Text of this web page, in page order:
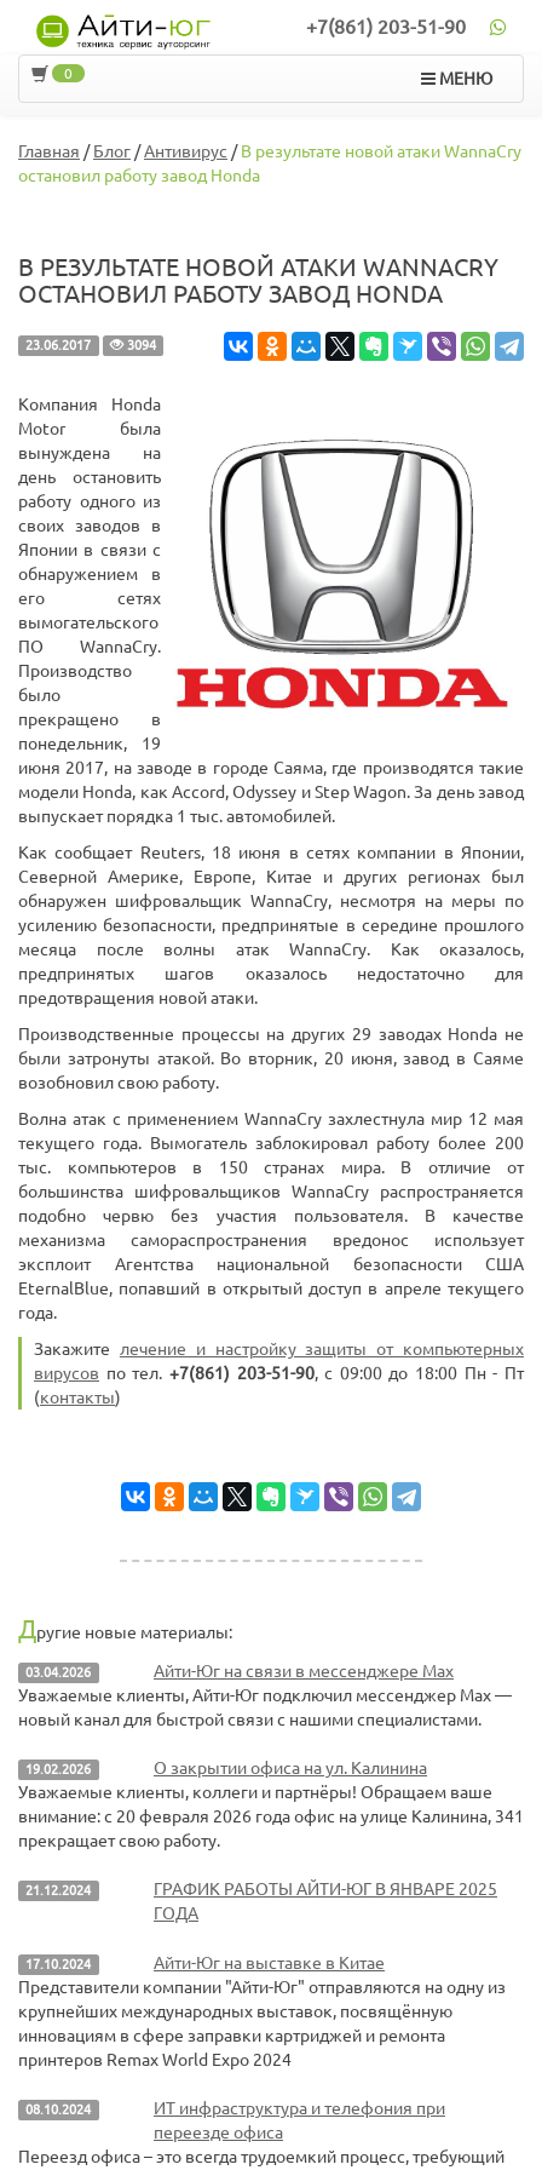
+7(861) 203-51-90
МЕНЮ
0
Главная /Блог/Антивирус /В результате новой атаки WannaCry
остановил работу завод Honda
В РЕЗУЛЬТАТЕ НОВОЙ АТАКИ WANNACRY
ОСТАНОВИЛ РАБОТУ ЗАВОД HONDA
23.06.2017 3094
Компания Honda
Motor была
вынуждена на
день остановить
работу одного из
своих заводов в
Японии в связи с
обнаружением в
его сетях
вымогательского
ПО WannaCry.
Производство
было
прекращено в
понедельник, 19
июня 2017, на заводе в городе Саяма, где производятся такие
модели Honda, как Accord, Odyssey и Step Wagon. За день завод
выпускает порядка 1 тыс. автомобилей.
Как сообщает Reuters, 18 июня в сетях компании в Японии,
Северной Америке, Европе, Китае и других регионах был
обнаружен шифровальщик WannaCry, несмотря на меры по
усилению безопасности, предпринятые в середине прошлого
месяца после волны атак WannaCry. Как оказалось,
предпринятых шагов оказалось недостаточно для
предотвращения новой атаки.
Производственные процессы на других 29 заводах Honda не
были затронуты атакой. Во вторник, 20 июня, завод в Саяме
возобновил свою работу.
Волна атак с применением WannaCry захлестнула мир 12 мая
текущего года. Вымогатель заблокировал работу более 200
тыс. компьютеров в 150 странах мира. В отличие от
большинства шифровальщиков WannaCry распространяется
подобно червю без участия пользователя. В качестве
механизма самораспространения вредонос использует
эксплоит Агентства национальной безопасности США
EternalBlue, попавший в открытый доступ в апреле текущего
года.
Закажите лечение и настройку защиты от компьютерных
вирусов по тел. +7(861) 203-51-90, с 09:00 до 18:00 Пн - Пт
(контакты)
Другие новые материалы:
03.04.2026
Айти-Юг на связи в мессенджере Max
Уважаемые клиенты, Айти-Юг подключил мессенджер Max —
новый канал для быстрой связи с нашими специалистами.
19.02.2026
О закрытии офиса на ул. Калинина
Уважаемые клиенты, коллеги и партнёры! Обращаем ваше
внимание: с 20 февраля 2026 года офис на улице Калинина, 341
прекращает свою работу.
21.12.2024
ГРАФИК РАБОТЫ АЙТИ-ЮГ В ЯНВАРЕ 2025
ГОДА
17.10.2024
Айти-Юг на выставке в Китае
Представители компании "Айти-Юг" отправляются на одну из
крупнейших международных выставок, посвящённую
инновациям в сфере заправки картриджей и ремонта
принтеров Remax World Expo 2024
08.10.2024
ИТ инфраструктура и телефония при
переезде офиса
Переезд офиса – это всегда трудоемкий процесс, требующий